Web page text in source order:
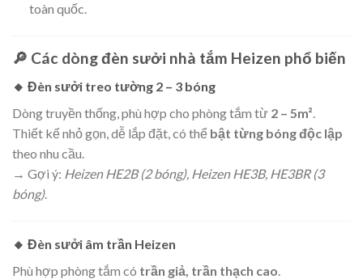
toàn quốc.
🔎 Các dòngđèn sưởi nhà tắm Heizen phổ biến
🔸 Đèn sưởi treo tường 2 – 3 bóng
Dòng truyền thống, phù hợp cho phòng tắm từ 2 – 5m²
Thiết kế nhỏ gọn, dễ lắp đặt, có thể bật từng bóng độc lập
theo nhu cầu.
→ Gợi ý: Heizen HE2B (2 bóng), Heizen HE3B, HE3BR (3
bóng).
🔸 Đèn sưởi âm trần Heizen
Phù hợp phòng tắm có trần giả, trần thạch cao